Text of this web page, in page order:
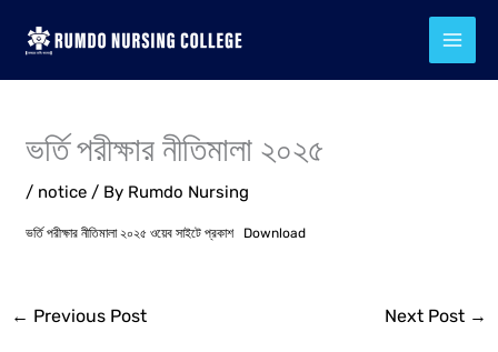
ভর্তি পরীক্ষার নীতিমালা ২০২৫
/ notice / By Rumdo Nursing
ভর্তি পরীক্ষার নীতিমালা ২০২৫ ওয়েব সাইটে প্রকাশ Download
← Previous Post Next Post →